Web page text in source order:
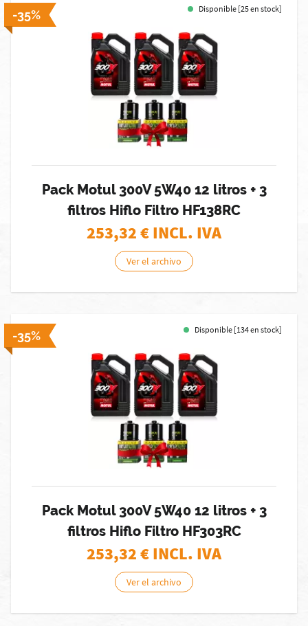
-35% Disponible [25 en stock]
Pack Motul 300V 5W40 12 litros + 3
filtros Hiflo Filtro HF138RC
253,32€ INCL. IVA
Ver el archivo
-35% Disponible [134 en stock]
Pack Motul 300V 5W40 12 litros + 3
filtros Hiflo Filtro HF303RC
253,32€ INCL. IVA
Ver el archivo